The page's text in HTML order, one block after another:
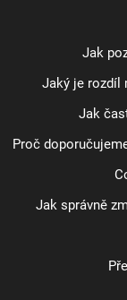
Jak
Jaký je rozdíl
Jak
Proč
Jak správně